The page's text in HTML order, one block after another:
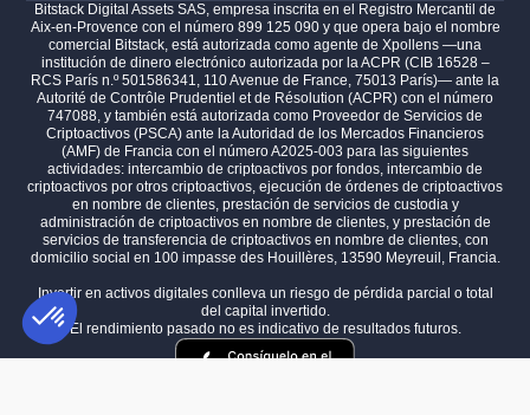
Bitstack Digital Assets SAS, empresa inscrita en el Registro Mercantil de
Aix-en-Provence con el número 899 125 090 y que opera bajo el nombre
comercial Bitstack, está autorizada como agente de Xpollens —una
institución de dinero electrónico autorizada por la ACPR (CIB 16528 –
RCS París n.º 501586341, 110 Avenue de France, 75013 París)— ante la
Autorité de Contrôle Prudentiel et de Résolution (ACPR) con el número
747088, y también está autorizada como Proveedor de Servicios de
Criptoactivos (PSCA) ante la Autoridad de los Mercados Financieros
(AMF) de Francia con el número A2025-003 para las siguientes
actividades: intercambio de criptoactivos por fondos, intercambio de
criptoactivos por otros criptoactivos, ejecución de órdenes de criptoactivos
en nombre de clientes, prestación de servicios de custodia y
administración de criptoactivos en nombre de clientes, y prestación de
servicios de transferencia de criptoactivos en nombre de clientes, con
domicilio social en 100 impasse des Houillères, 13590 Meyreuil, Francia.
Invertir en activos digitales conlleva un riesgo de pérdida parcial o total
del capital invertido.
El rendimiento pasado no es indicativo de resultados futuros.